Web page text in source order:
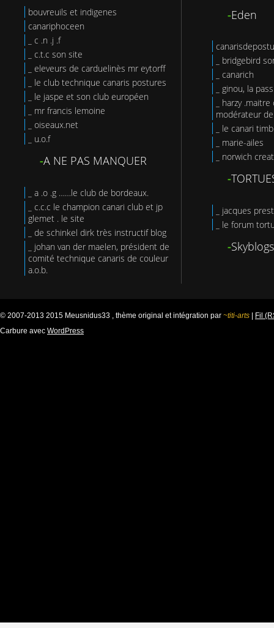
bouvreuils et indigenes
canariphoceen
_ c .n .j .f
_ c.t.c son site
_ eleveurs de carduelinès mr eytorff
_ le club technique canaris postures
_ le jaspe et son club européen
_ mr francis lemoine
_ oiseaux.net
_ u.o.f
-A NE PAS MANQUER
_ a .o .g ……le club de bordeaux.
_ c.c.c le champion canari club et jp
glemet . le site
_ de schinkel dirk très instructif blog
_ johan van der maelen, président de
comité technique canaris de couleur
a.o.b.
-Eden
_ bridgebird
_ canarich
_ ginou, la
_ harzy
modérateur
_ le canari
_ marie-ailes
_ norwich
-
_ jacques
_ le forum
-Skyblogs
© 2007-2013 2015 Meusnidus33 , thème original et intégration par ~titi-arts | Fil
Carbure avec WordPress